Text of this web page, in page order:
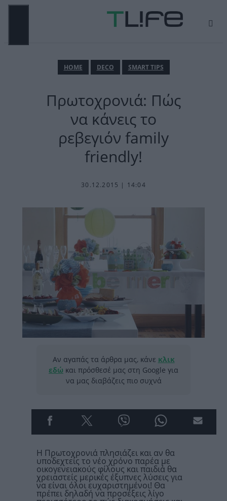
Μετάβαση
ΗΟΜΕ DECO SMART TIPS
Πρωτοχρονιά: Πώς
να κάνεις το
ρεβεγιόν family
friendly!
30.12.2015 | 14:04
Αν αγαπάς τα άρθρα μας, κάνε κλικ
εδώ και πρόσθεσέ μας στη Google για
να μας διαβάζεις πιο συχνά
Η Πρωτοχρονιά πλησιάζει και αν θα
υποδεχτείς το νέο χρόνο παρέα με
οικογενειακούς φίλους και παιδιά θα
χρειαστείς μερικές έξυπνες λύσεις για
να είναι όλοι ευχαριστημένοι! Θα
πρέπει δηλαδή να προσέξεις λίγο